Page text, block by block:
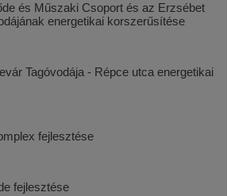
és Műszaki Csoport és az Erzsébet
energetikai korszerűsítése
Tagóvodája - Répce utca energetikai
fejlesztése
fejlesztése